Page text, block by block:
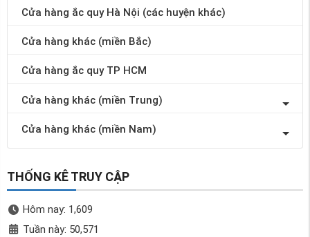
Cửa hàng ắc quy Hà Nội (các huyện khác)
Cửa hàng khác (miền Bắc)
Cửa hàng ắc quy TP HCM
Cửa hàng khác (miền Trung)
Cửa hàng khác (miền Nam)
THỐNG KÊ TRUY CẬP
Hôm nay: 1,609
Tuần này: 50,571